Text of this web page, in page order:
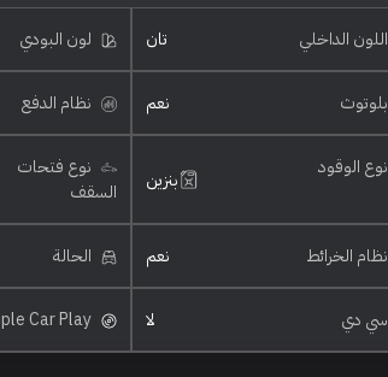
اللون الداخلي تان لون البودي
بلوتوث نعم نظام الدفع
نوع الوقود بنزين
نوع فتحات
السقف
نظام الخرائط نعم الحالة
سي دي لا